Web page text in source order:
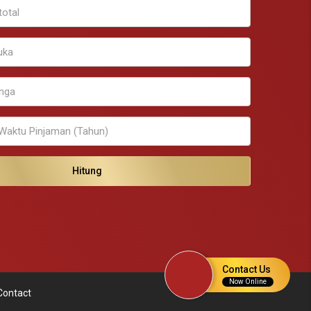
Hitung
Contact Us
Now Online